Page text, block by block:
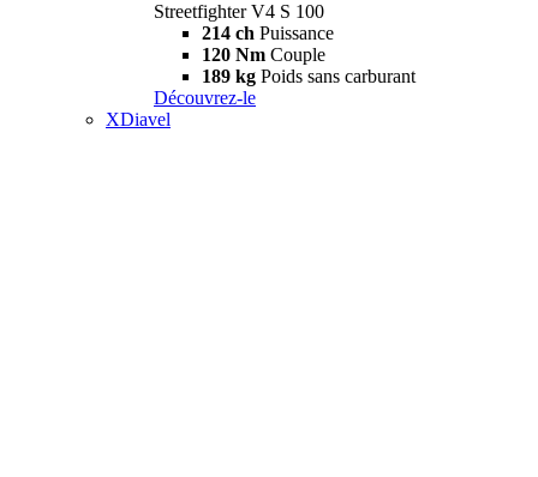
Streetfighter V4 S 100
214 ch Puissance
120 Nm Couple
189 kg Poids sans carburant
Découvrez-le
XDiavel